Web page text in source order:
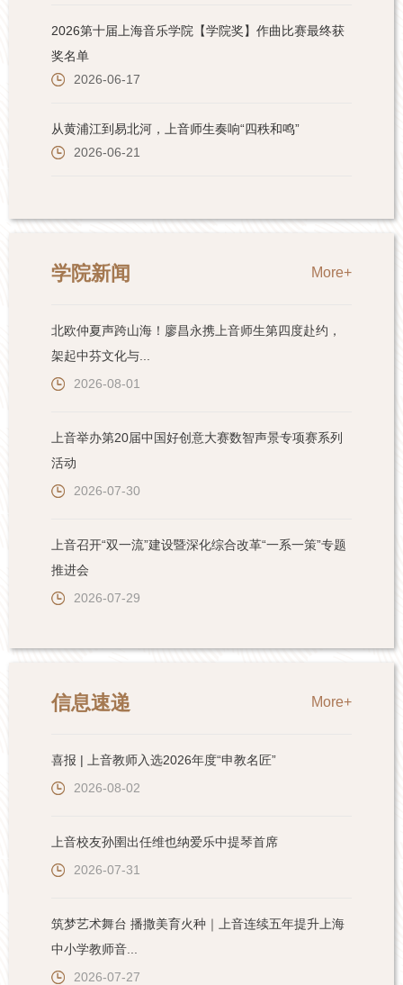
学院新闻 More+
北欧仲夏声跨山海！廖昌永携上音师生第四度赴约，
架起中芬文化与...
2026-08-01
上音举办第20届中国好创意大赛数智声景专项赛系列
活动
2026-07-30
上音召开“双一流”建设暨深化综合改革“一系一策”专题
推进会
2026-07-29
信息速递 More+
喜报 | 上音教师入选2026年度“申教名匠”
2026-08-02
上音校友孙圉出任维也纳爱乐中提琴首席
2026-07-31
筑梦艺术舞台 播撒美育火种｜上音连续五年提升上海
中小学教师音...
2026-07-27